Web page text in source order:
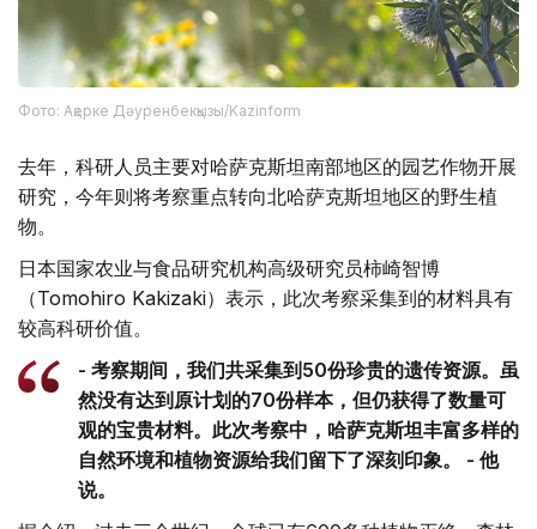
Фото: Ақерке Дәуренбекқызы/Kazinform
去年，科研人员主要对哈萨克斯坦南部地区的园艺作物开展
研究，今年则将考察重点转向北哈萨克斯坦地区的野生植
物。
日本国家农业与食品研究机构高级研究员柿崎智博
（Tomohiro Kakizaki）表示，此次考察采集到的材料具有
较高科研价值。
- 考察期间，我们共采集到50份珍贵的遗传资源。虽
然没有达到原计划的70份样本，但仍获得了数量可
观的宝贵材料。此次考察中，哈萨克斯坦丰富多样的
自然环境和植物资源给我们留下了深刻印象。 - 他
说。